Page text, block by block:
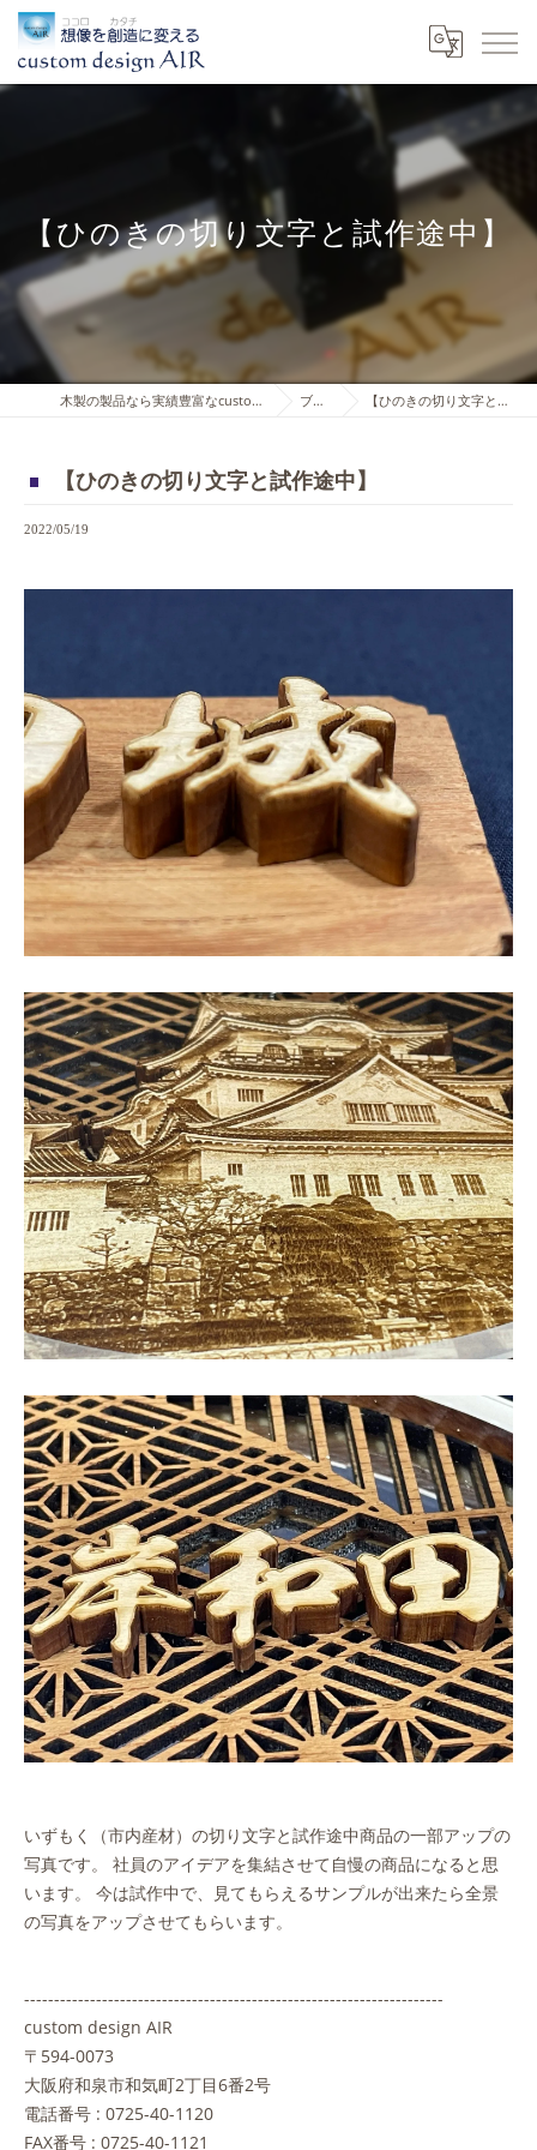
【ひのきの切り文字と試作途中】
木製の製品なら実績豊富なcustom design AIR ブログ 【ひのきの切り文字と試作途中】
【ひのきの切り文字と試作途中】
2022/05/19
いずもく（市内産材）の切り文字と試作途中商品の一部アップの
写真です。 社員のアイデアを集結させて自慢の商品になると思
います。 今は試作中で、見てもらえるサンプルが出来たら全景
の写真をアップさせてもらいます。
----------------------------------------------------------------------
custom design AIR
〒594-0073
大阪府和泉市和気町2丁目6番2号
電話番号 : 0725-40-1120
FAX番号 : 0725-40-1121